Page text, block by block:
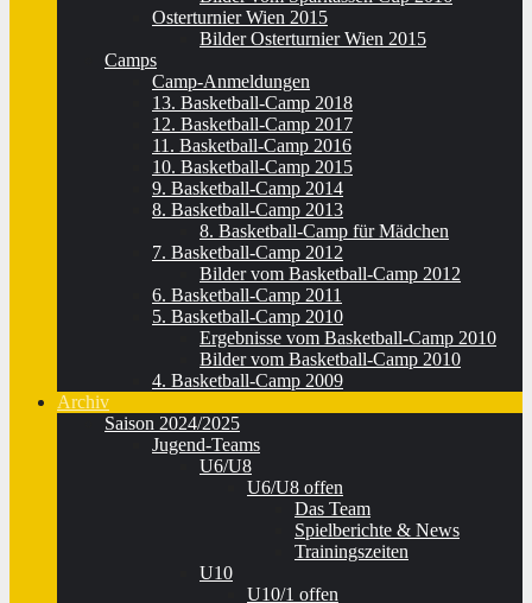
Osterturnier Wien 2015
Bilder Osterturnier Wien 2015
Camps
Camp-Anmeldungen
13. Basketball-Camp 2018
12. Basketball-Camp 2017
11. Basketball-Camp 2016
10. Basketball-Camp 2015
9. Basketball-Camp 2014
8. Basketball-Camp 2013
8. Basketball-Camp für Mädchen
7. Basketball-Camp 2012
Bilder vom Basketball-Camp 2012
6. Basketball-Camp 2011
5. Basketball-Camp 2010
Ergebnisse vom Basketball-Camp 2010
Bilder vom Basketball-Camp 2010
4. Basketball-Camp 2009
Archiv
Saison 2024/2025
Jugend-Teams
U6/U8
U6/U8 offen
Das Team
Spielberichte & News
Trainingszeiten
U10
U10/1 offen